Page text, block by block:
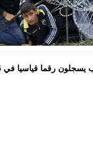
يسجلون رقما قياسيا في 2015